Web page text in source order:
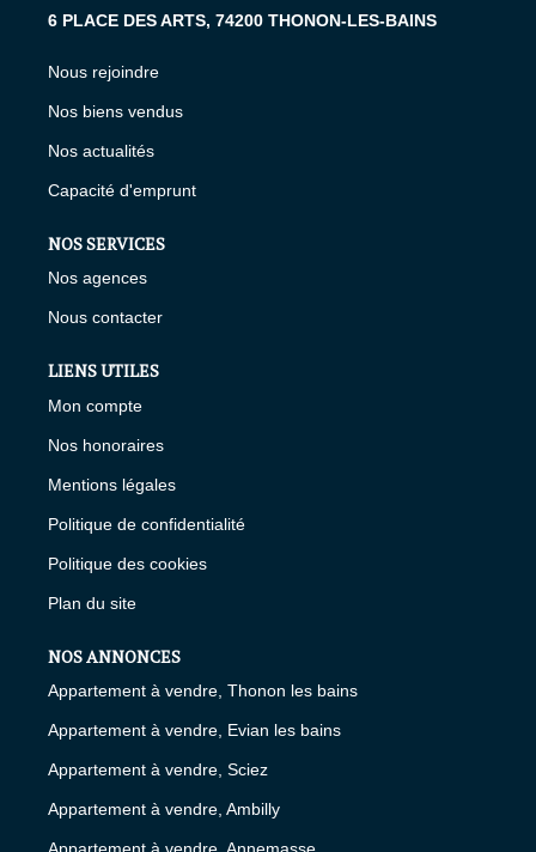
6 PLACE DES ARTS, 74200 THONON-LES-BAINS
Nous rejoindre
Nos biens vendus
Nos actualités
Capacité d'emprunt
NOS SERVICES
Nos agences
Nous contacter
LIENS UTILES
Mon compte
Nos honoraires
Mentions légales
Politique de confidentialité
Politique des cookies
Plan du site
NOS ANNONCES
Appartement à vendre, Thonon les bains
Appartement à vendre, Evian les bains
Appartement à vendre, Sciez
Appartement à vendre, Ambilly